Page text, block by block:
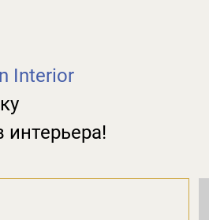
Interior
интерьера!